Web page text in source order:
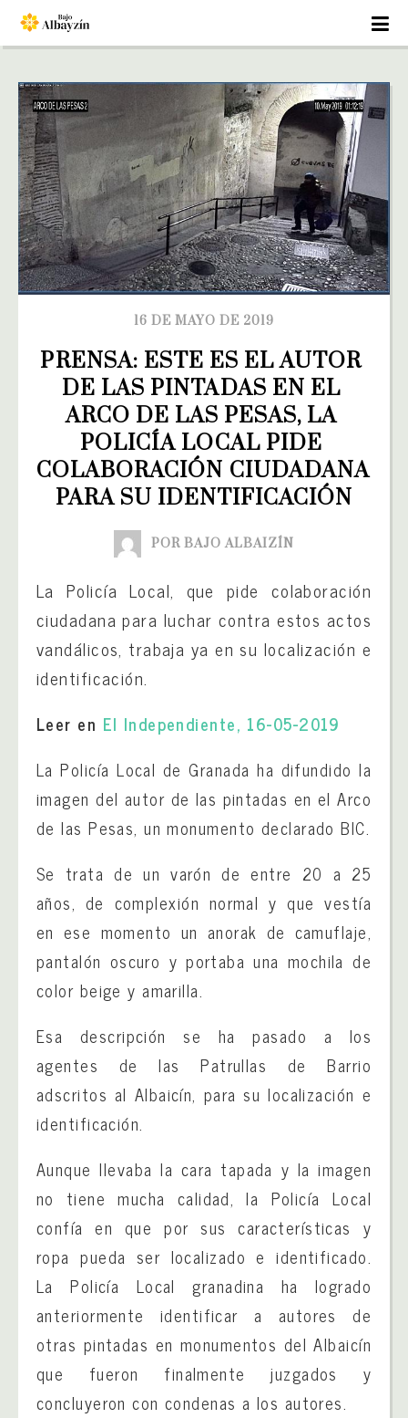
16 DE MAYO DE 2019
PRENSA: ESTE ES EL AUTOR
DE LAS PINTADAS EN EL
ARCO DE LAS PESAS, LA
POLICÍA LOCAL PIDE
COLABORACIÓN CIUDADANA
PARA SU IDENTIFICACIÓN
POR BAJO ALBAIZÍN
La Policía Local, que pide colaboración
ciudadana para luchar contra estos actos
vandálicos, trabaja ya en su localización e
identificación.
Leer en El Independiente, 16-05-2019
La Policía Local de Granada ha difundido la
imagen del autor de las pintadas en el Arco
de las Pesas, un monumento declarado BIC.
Se trata de un varón de entre 20 a 25
años, de complexión normal y que vestía
en ese momento un anorak de camuflaje,
pantalón oscuro y portaba una mochila de
color beige y amarilla.
Esa descripción se ha pasado a los
agentes de las Patrullas de Barrio
adscritos al Albaicín, para su localización e
identificación.
Aunque llevaba la cara tapada y la imagen
no tiene mucha calidad, la Policía Local
confía en que por sus características y
ropa pueda ser localizado e identificado.
La Policía Local granadina ha logrado
anteriormente identificar a autores de
otras pintadas en monumentos del Albaicín
que fueron finalmente juzgados y
concluyeron con condenas a los autores.